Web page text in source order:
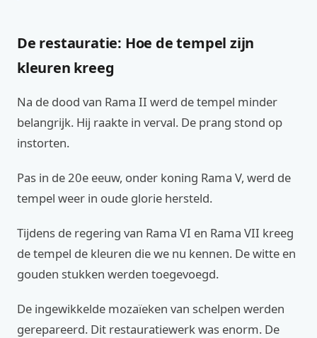
De restauratie: Hoe de tempel zijn
kleuren kreeg
Na de dood van Rama II werd de tempel minder
belangrijk. Hij raakte in verval. De prang stond op
instorten.
Pas in de 20e eeuw, onder koning Rama V, werd de
tempel weer in oude glorie hersteld.
Tijdens de regering van Rama VI en Rama VII kreeg
de tempel de kleuren die we nu kennen. De witte en
gouden stukken werden toegevoegd.
De ingewikkelde mozaïeken van schelpen werden
gerepareerd. Dit restauratiewerk was enorm. De